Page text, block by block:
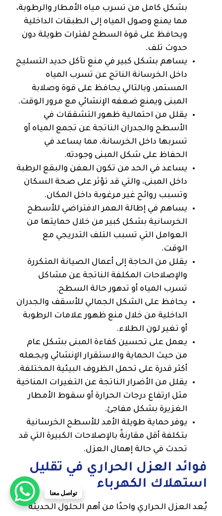
بشكل كامل من تسرب مياه الأمطار والرطوبة،
مما يمنع وصول المياه إلى الطبقات الداخلية
ويحافظ على قوة السطح لفترات طويلة دون
حدوث تلف.
يساهم بشكل كبير في منع تآكل حديد التسليح
داخل الخرسانة الناتج عن تسرب المياه
المستمر، وبالتالي يحافظ على قوة وصلابة
المبنى ويمنع ضعفه الإنشائي مع مرور الوقت.
يقلل من احتمالية ظهور التشققات في
الأسطح والجدران الناتجة عن تجمع المياه أو
تسربها داخل الخرسانة، مما يساعد في
الحفاظ على شكل المبنى وجودته.
يساعد في الحد من تكون العفن والبقع الرطبة
داخل المبنى، والتي قد تؤثر على صحة السكان
وتسبب روائح غير مرغوبة داخل المكان.
يساهم في إطالة العمر الافتراضي للأسطح
الخرسانية بشكل كبير من خلال حمايتها من
العوامل التي تسبب التلف التدريجي مع
الوقت.
يقلل من الحاجة إلى أعمال الصيانة المتكررة
والإصلاحات المكلفة الناتجة عن مشاكل
تسرب المياه أو تدهور حالة السطح.
يحافظ على الشكل الجمالي للأسقف والجدران
الداخلية من خلال منع ظهور علامات الرطوبة
أو تغير لون الطلاء.
يعمل على تحسين كفاءة المبنى بشكل عام
من حيث الحماية والاستقرار الإنشائي ويجعله
أكثر قدرة على تحمل الظروف البيئية المختلفة.
يقلل من الأضرار الناتجة عن التغيرات المناخية
مثل ارتفاع درجات الحرارة أو سقوط الأمطار
الغزيرة بشكل مفاجئ.
يوفر حماية طويلة الأمد للأسطح الخرسانية
بتكلفة أقل مقارنةً بالإصلاحات الكبيرة التي قد
تحدث في حالة إهمال العزل.
فوائد العزل الحراري في تقليل
استهلاك الكهرباء
يُعد العزل الحراري واحدًا من أهم الحلول الحديثة
تواصل معنا